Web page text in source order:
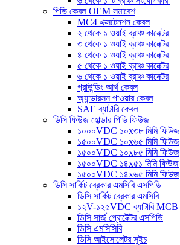
পিভি কেবল OEM সমাবেশ
MC4 এক্সটেনশন কেবল
২ থেকে ১ ওয়াই ব্রাঞ্চ কানেক্টর
৩ থেকে ১ ওয়াই ব্রাঞ্চ কানেক্টর
৪ থেকে ১ ওয়াই ব্রাঞ্চ কানেক্টর
৫ থেকে ১ ওয়াই ব্রাঞ্চ কানেক্টর
৬ থেকে ১ ওয়াই ব্রাঞ্চ কানেক্টর
গ্রাউন্ডিং আর্থ কেবল
অ্যান্ডারসন পাওয়ার কেবল
SAE ব্যাটারি কেবল
ডিসি ফিউজ হোল্ডার পিভি ফিউজ
১০০০VDC ১০x৩৮ মিমি ফিউজ
১৫০০VDC ১০x৬৫ মিমি ফিউজ
১৫০০VDC ১০x৮৫ মিমি ফিউজ
১৫০০VDC ১৪x৫১ মিমি ফিউজ
১৫০০VDC ১৪x৬৫ মিমি ফিউজ
ডিসি সার্কিট ব্রেকার এমসিবি এসপিডি
ডিসি সার্কিট ব্রেকার এমসিবি
১২V-১২৫VDC ব্যাটারি MCB
ডিসি সার্জ প্রোটেক্টর এসপিডি
ডিসি এমসিসিবি
ডিসি আইসোলেটর সুইচ